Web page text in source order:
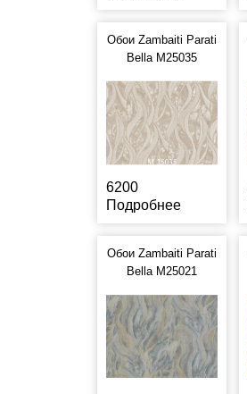
Обои Zambaiti Parati
Bella M25035
6200
Подробнее
Обои Zambaiti Parati
Bella M25021